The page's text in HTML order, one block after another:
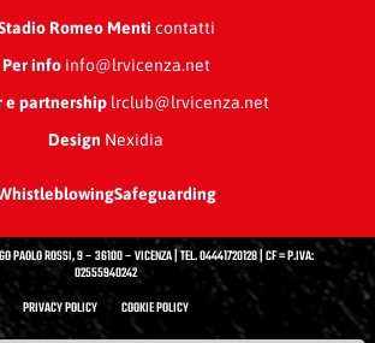
Romeo Menti contatti
Per infoinfo@lrvicenza.net
e partnership lrclub@lrvicenza.net
Design Nexidia
Safeguarding
PAOLO ROSSI, 9 – 36100 – VICENZA | TEL. 04441720128 | CF = P.IVA:
02555940242
PRIVACY POLICY
COOKIE POLICY